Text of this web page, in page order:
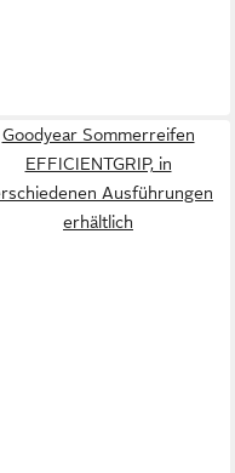
Goodyear Sommerreifen
EFFICIENTGRIP, in
Ausführungen
erhältlich